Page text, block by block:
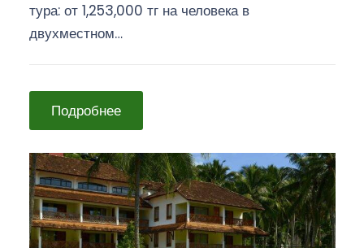
тура: от 1,253,000 тг на человека в
двухместном…
Подробнее